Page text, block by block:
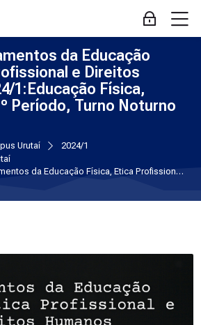
Acessar
da Educação
e Direitos
1:Educação Física,
Período, Turno Noturno
Urutaí
2024/1
SUAP012975 - Fundamentos da Educação Física, Ética Profissional e Direitos Humanos:Educação Física, Licenciatura, 1º Período, Turno Noturno (2024)